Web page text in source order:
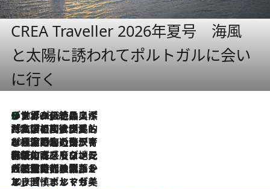
CREA Traveller 2026年夏号 海風
と太陽に誘われてポルトガルに会い
に行く
2026.8.8
リスボンの絶品スイーツ「パステル・デ・ナタ」とは？ポルトガル伝統の奥深い世界へ
2026.7.27
「私の祖国はポルトガル語です」国民的詩人フェルナンド・ペソアと、彼が愛した文学の街を歩く
2026.7.26
ポルトガル近海が育む極上の海の幸。キリリと冷えた白ワインと愉しむ、シーフード専門店の贅沢
2026.7.22
伝統の味をモダンに昇華。高感度な地元客が集う、リスボンの最旬ガストロノミー
2026.7.21
大航海時代の栄華から、震災、独裁、そして革命へ。ポルトガル・首都リスボンの石畳に刻まれた「歴史の光と影」
2026.7.13
エッセイ・ヤマザキマリ「慎ましくも美しき国 ポルトガル」